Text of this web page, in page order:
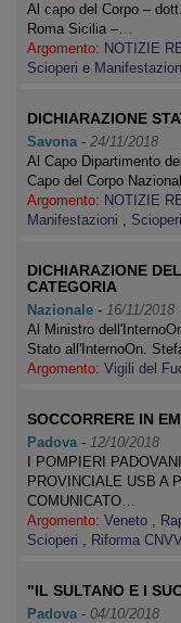
Al capo del Corpo –
Roma Sicilia –…
Argomento: NOTIZIE
Scioperi e
DICHIARAZIONE
Savona - 24/11/2018
Al Capo Dipartimento
Capo del Corpo
Argomento: NOTIZIE
Manifestazioni , Scioperi
DICHIARAZIONE
CATEGORIA
Nazionale - 16/11/2018
Al Ministro
Stato all'InternoOn.
Argomento: Vigili del
SOCCORRERE IN
Padova - 12/10/2018
I POMPIERI
PROVINCIALE USB A
COMUNICATO…
Argomento: Veneto ,
Scioperi , Riforma
"IL SULTANO E I
Padova - 04/10/2018